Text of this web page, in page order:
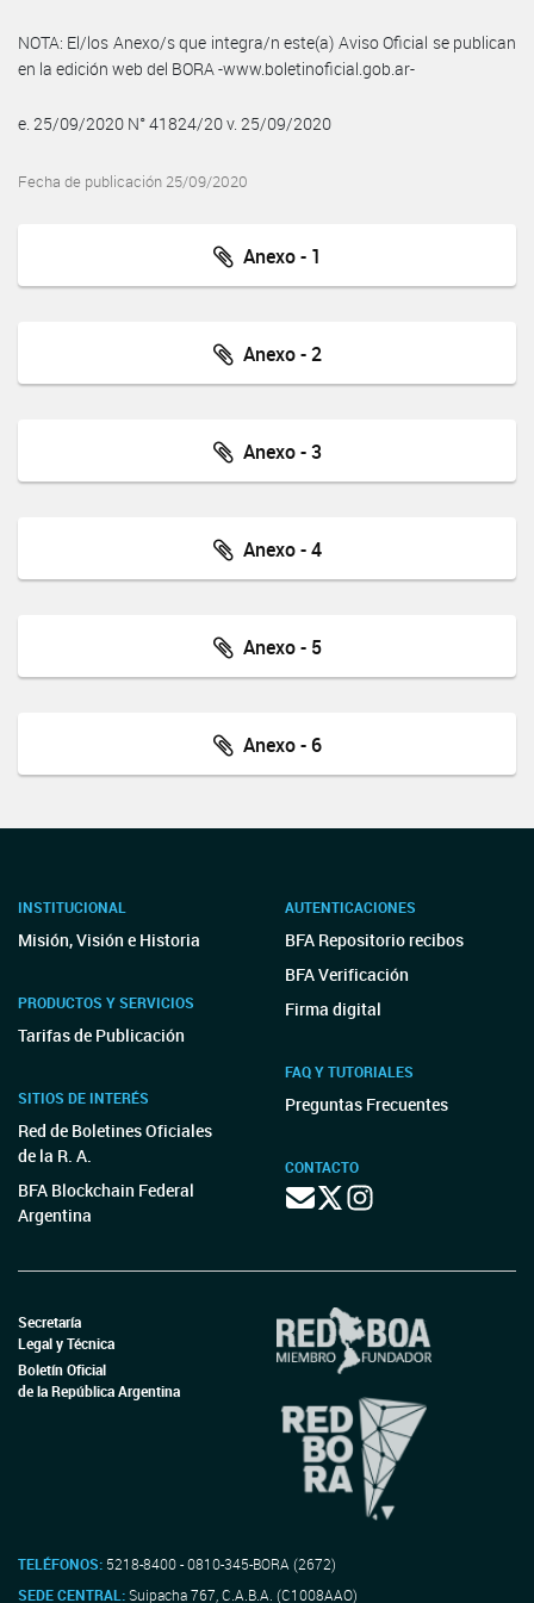
NOTA: El/los Anexo/s que integra/n este(a) Aviso Oficial se publican
en la edición web del BORA -www.boletinoficial.gob.ar-
e. 25/09/2020 N° 41824/20 v. 25/09/2020
Fecha de publicación 25/09/2020
Anexo - 1
Anexo - 2
Anexo - 3
Anexo - 4
Anexo - 5
Anexo - 6
INSTITUCIONAL
Misión, Visión e Historia
PRODUCTOS Y SERVICIOS
Tarifas de Publicación
SITIOS DE INTERÉS
Red de Boletines Oficiales
de la R. A.
BFA Blockchain Federal
Argentina
AUTENTICACIONES
BFA Repositorio recibos
BFA Verificación
Firma digital
FAQ Y TUTORIALES
Preguntas Frecuentes
CONTACTO
Secretaría
Legal y Técnica
Boletín Oficial
de la República Argentina
TELÉFONOS: 5218-8400 - 0810-345-BORA (2672)
SEDE CENTRAL:Suipacha 767, C.A.B.A. (C1008AAO)